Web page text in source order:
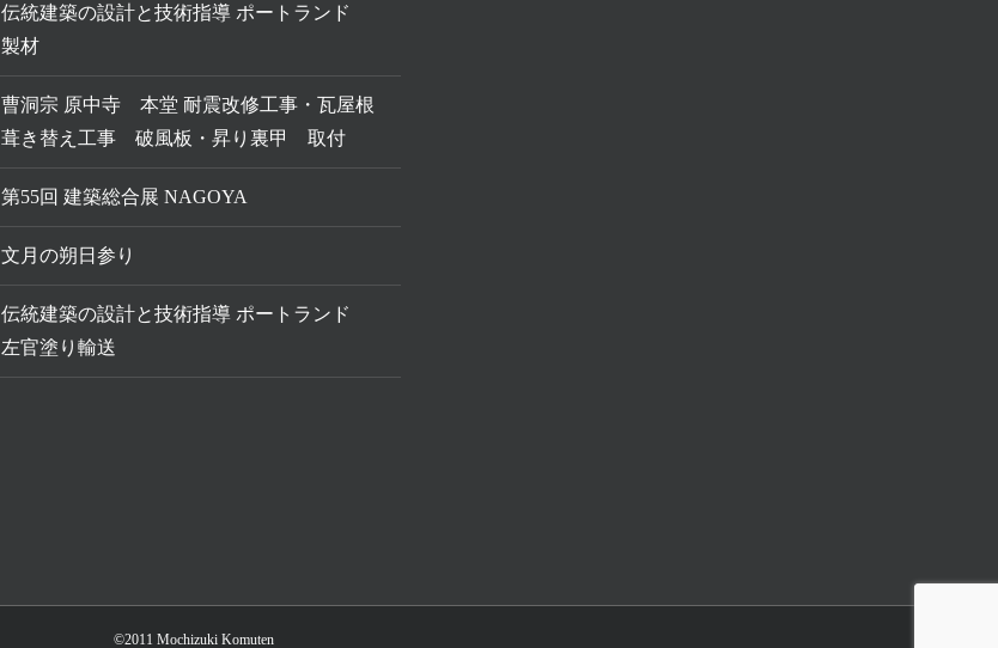
伝統建築の設計と技術指導 ポートランド
製材
曹洞宗 原中寺 本堂 耐震改修工事・瓦屋根
葺き替え工事 破風板・昇り裏甲 取付
第55回 建築総合展 NAGOYA
文月の朔日参り
伝統建築の設計と技術指導 ポートランド
左官塗り輸送
©2011 Mochizuki Komuten